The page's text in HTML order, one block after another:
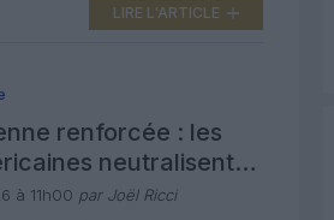
économique. Un pont aérien
Air Maroc annonce […]
LIRE L'ARTICLE
renforcée : les
neutralisent
drones autour du
à 11h00 par Joël Ricci